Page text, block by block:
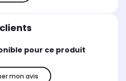
pour ce produit
mon avis